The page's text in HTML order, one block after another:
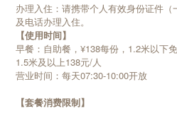
办理入住：请携带个人有效身份证件
及电话办理入住。
【使用时间】
早餐：自助餐，¥138每份，1.2米以下
1.5米及以上138元/人
营业时间：每天07:30-10:00开放
【套餐消费限制】